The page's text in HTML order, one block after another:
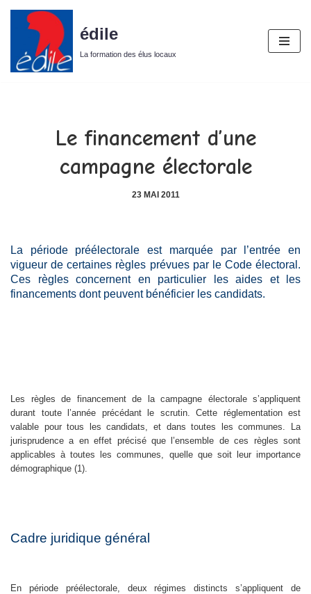
contenu
édile
La formation des élus locaux
Le financement d’une
campagne électorale
23 MAI 2011
La période préélectorale est marquée par l’entrée en
vigueur de certaines règles prévues par le Code électoral.
Ces règles concernent en particulier les aides et les
financements dont peuvent bénéficier les candidats.
Les règles de financement de la campagne électorale s’appliquent
durant toute l’année précédant le scrutin. Cette réglementation est
valable pour tous les candidats, et dans toutes les communes. La
jurisprudence a en effet précisé que l’ensemble de ces règles sont
applicables à toutes les communes, quelle que soit leur importance
démographique (1).
Cadre juridique général
En période préélectorale, deux régimes distincts s’appliquent de